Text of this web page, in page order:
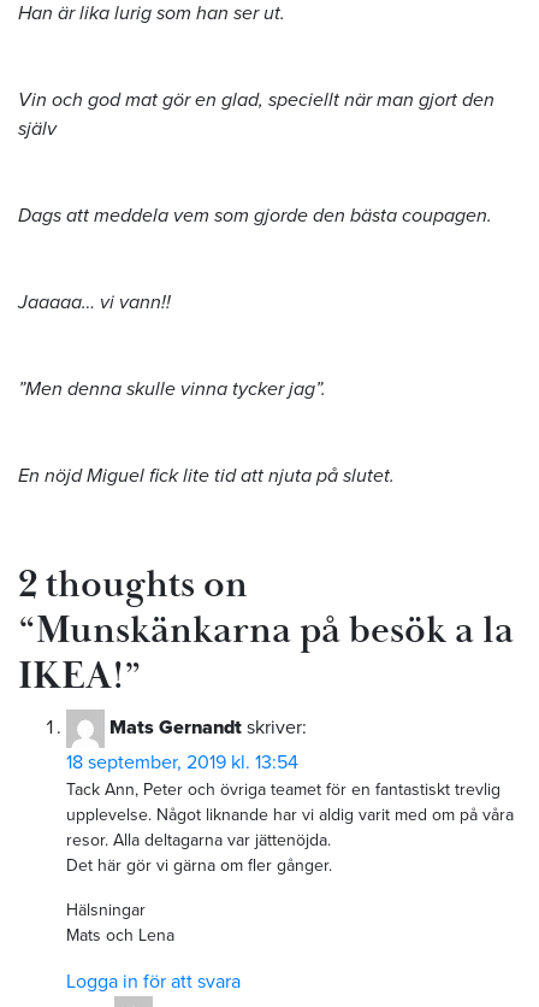
Han är lika lurig som han ser ut.
Vin och god mat gör en glad, speciellt när man gjort den
själv
Dags att meddela vem som gjorde den bästa coupagen.
Jaaaaa… vi vann!!
”Men denna skulle vinna tycker jag”.
En nöjd Miguel fick lite tid att njuta på slutet.
2 thoughts on
“Munskänkarna på besök a la
IKEA!”
Mats Gernandt skriver:
18 september, 2019 kl. 13:54
Tack Ann, Peter och övriga teamet för en fantastiskt trevlig
upplevelse. Något liknande har vi aldig varit med om på våra
resor. Alla deltagarna var jättenöjda.
Det här gör vi gärna om fler gånger.
Hälsningar
Mats och Lena
Logga in för att svara